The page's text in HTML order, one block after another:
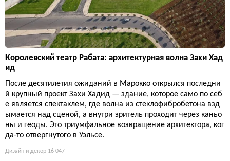
Королевский театр Рабата: архитектурная волна Захи Хад
ид
После десятилетия ожиданий в Марокко открылся последни
й крупный проект Захи Хадид — здание, которое само по себ
е является спектаклем, где волна из стеклофибробетона взд
ымается над сценой, а внутри зритель проходит через каньо
ны и геоды. Это триумфальное возвращение архитектора, ког
да-то отвергнутого в Уэльсе.
Дизайн и декор 16 047